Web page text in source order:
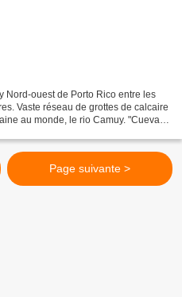
Nord-ouest de Porto Rico entre les
Vaste réseau de grottes de calcaire
au monde, le rio Camuy. "Cueva
Page suivante >